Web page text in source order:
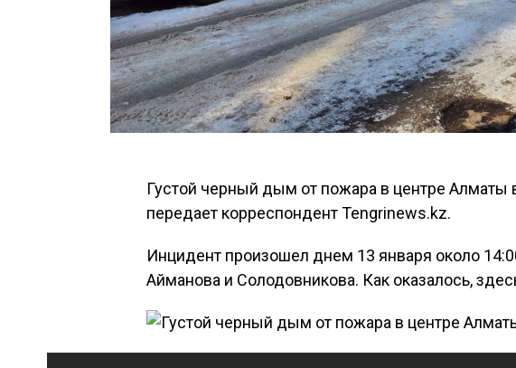
Густой черный дым от пожара в центре Алматы
передает корреспондент Tengrinews.kz.
Инцидент произошел днем 13 января около
Айманова и Солодовникова. Как оказалось,